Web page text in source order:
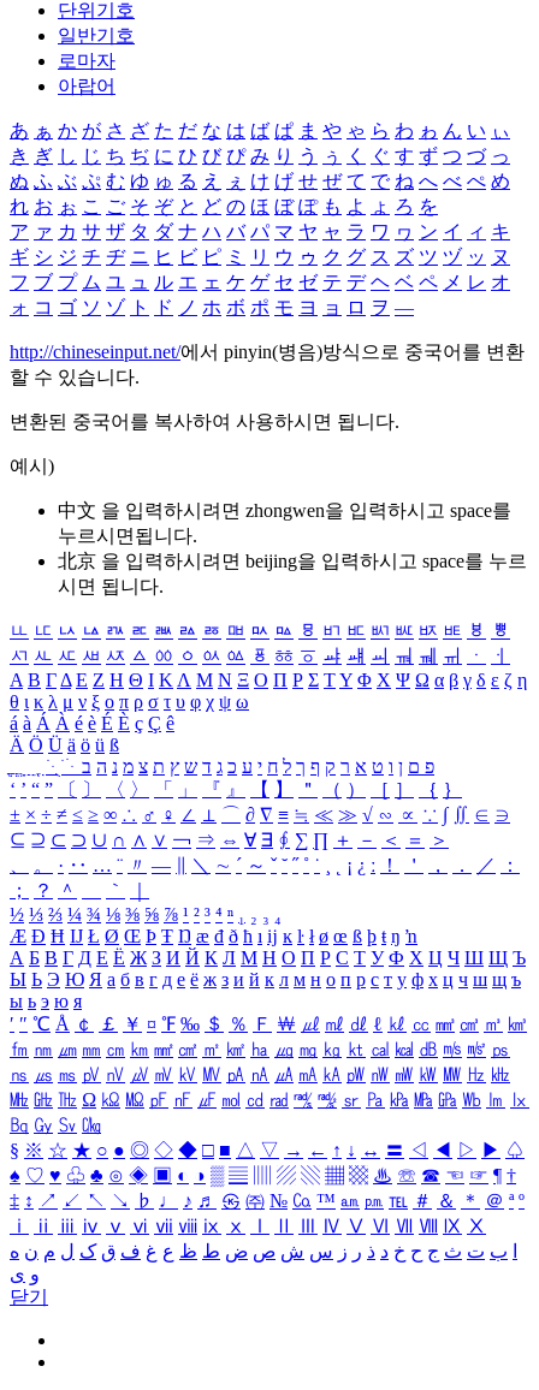
단위기호
일반기호
로마자
아랍어
あ ぁ か が さ ざ た だ な は ば ぱ ま や ゃ ら わ ゎ ん い ぃ
き ぎ し じ ち ぢ に ひ び ぴ み り う ぅ く ぐ す ず つ づ っ
ぬ ふ ぶ ぷ む ゆ ゅ る え ぇ け げ せ ぜ て で ね へ べ ぺ め
れ お ぉ こ ご そ ぞ と ど の ほ ぼ ぽ も よ ょ ろ を
ア ァ カ サ ザ タ ダ ナ ハ バ パ マ ヤ ャ ラ ワ ヮ ン イ ィ キ
ギ シ ジ チ ヂ ニ ヒ ビ ピ ミ リ ウ ゥ ク グ ス ズ ツ ヅ ッ ヌ
フ ブ プ ム ユ ュ ル エ ェ ケ ゲ セ ゼ テ デ ヘ ベ ペ メ レ オ
ォ コ ゴ ソ ゾ ト ド ノ ホ ボ ポ モ ヨ ョ ロ ヲ ―
http://chineseinput.net/에서 pinyin(병음)방식으로 중국어를 변환
할 수 있습니다.
변환된 중국어를 복사하여 사용하시면 됩니다.
예시)
中文 을 입력하시려면 zhongwen을 입력하시고 space를
누르시면됩니다.
北京 을 입력하시려면 beijing을 입력하시고 space를 누르
시면 됩니다.
ㅥ ㅦ ㅧ ㅨ ㅩ ㅪ ㅫ ㅬ ㅭ ㅮ ㅯ ㅰ ㅱ ㅲ ㅳ ㅴ ㅵ ㅶ ㅷ ㅸ
ㅹ
ㅺ ㅻ ㅼ ㅽ ㅾ ㅿ ㆀ ㆁ ㆂ ㆃ ㆄ ㆅ ㆆ ㆇ ㆈ ㆉ ㆊ ㆋ ㆌ ㆍ
ㆎ
Α Β ΓΔ Ε Ζ Η Θ Ι ΚΛ Μ Ν Ξ Ο Π Ρ Σ ΤΥ Φ Χ Ψ Ω α β γ δ ε ζ η
θ ι κ λ μ ν ξ ο π ρ σ τ υ φ χ ψ ω
á à Á À é è É È ç Ç ê
Ä Ö Ü ä ö ü ß
ִֶֹ ֻּ ׁׂ פ ם ן ו ט א ר ק ף ך ל ח י ע כ ג ד ש ץ ת צ מ נ ה ב
‘ ’ “ ” 〔 〕 〈 〉 「 」 『 』 【 】 ＂ （ ） ［ ］ ｛ ｝
± × ÷ ≠ ≤ ≥ ∞ ∴ ♂ ♀ ∠ ⊥ ⌒ ∂ ∇ ≡ ≒ ≪ ≫ √ ∽ ∝ ∵ ∫ ∬ ∈ ∋
⊆ ⊇ ⊂ ⊃ ∪ ∩ ∧ ∨ ￢ ⇒ ⇔ ∀ ∃ ∮ ∑ ∏ ＋ － ＜ ＝
＞
、
。 · ‥ … ¨ 〃 ― ＼ ∼ ´ ～ ˇ ˘ ˝ ˚ ˙ ¸ ¡ ¿ ː ！ ＇ ， ． ／
：
；
？ ＾ ｀
½ ⅓ ⅔ ¼ ¾ ⅛ ⅜ ⅝ ⅞ ¹ ² ³ ⁴ ⁿ ₁ ₂ ₃ ₄
Æ Ð Ħ Ĳ Ł Ø Œ Þ Ŧ Ŋ æ đ ð ħ ı ĳ ĸ ŀ ł ø œ ß þ ŧ ŋ ŉ
А Б В Г Д Е Ё Ж З И Й К Л М Н О П Р С Т У Ф Х Ц Ч Ш Щ Ъ
Ы Ь Э Ю Я а б в г д е ё ж з и й к л м н о п р с т у ф х ц ч ш щ ъ
ы ь э ю я
′ ″ ℃ Å ￠ ￡ ￥ ¤ ℉ ‰ ＄ ％ Ｆ ￦ ㎕ ㎖ ㎗ ℓ ㎘ ㏄ ㎣ ㎤ ㎥ ㎦
㎙ ㎚ ㎛ ㎜ ㎝ ㎞ ㎟ ㎠ ㎡ ㎢ ㏊ ㎍ ㎎ ㎏ ㏏ ㎈ ㎉ ㏈ ㎧ ㎨ ㎰
㎱ ㎲ ㎳ ㎴ ㎵ ㎶ ㎷ ㎸ ㎹ ㎀ ㎁ ㎂ ㎃ ㎄ ㎺ ㎻ ㎽ ㎾ ㎿ ㎐ ㎑
㎒ ㎓ ㎔ Ω ㏀ ㏁ ㎊ ㎋ ㎌ ㏖ ㏅ ㎭ ㎮ ㎯ ㏛ ㎩ ㎪ ㎫ ㎬ ㏝ ㏐
㏓
㏃ ㏉ ㏜ ㏆
§ ※ ☆ ★ ○ ● ◎ ◇ ◆ □ ■ △ ▽ → ← ↑ ↓ ↔ 〓 ◁ ◀ ▷ ▶ ♤
♠ ♡ ♥ ♧ ♣ ⊙ ◈ ▣ ◐ ◑ ▒ ▤ ▨ ▧ ▦ ▩ ♨ ☏ ☎ ☜ ☞ ¶ †
‡ ↕ ↗ ↙ ↖ ↘ ♭ ♩ ♪ ♬ ㉿ ㈜ № ㏇ ™ ㏂ ㏘ ℡ ＃ ＆ ＊ ＠ ª º
ⅰ
ⅱ ⅲ ⅳ ⅴ ⅵ ⅶ ⅷ ⅸ ⅹ Ⅳ Ⅴ Ⅵ Ⅶ Ⅷ Ⅸ Ⅹ
ب ت ث ج ح خ د ذ ر ز س ش ص ض ط ظ ع غ ف ق ک ل م ن ه
و ی
닫기